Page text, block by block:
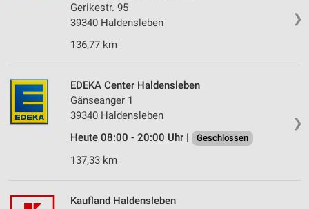
❯
Gerikestr. 95
39340 Haldensleben
136,77 km
❯
EDEKA Center Haldensleben
Gänseanger 1
39340 Haldensleben
Heute 08:00 - 20:00 Uhr |
Geschlossen
137,33 km
Kaufland Haldensleben